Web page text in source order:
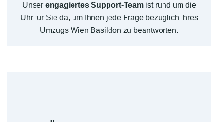
Unser engagiertes Support-Teamist rund um die
Uhr für Sie da, um Ihnen jede Frage bezüglich Ihres
Umzugs Wien Basildon zu beantworten.